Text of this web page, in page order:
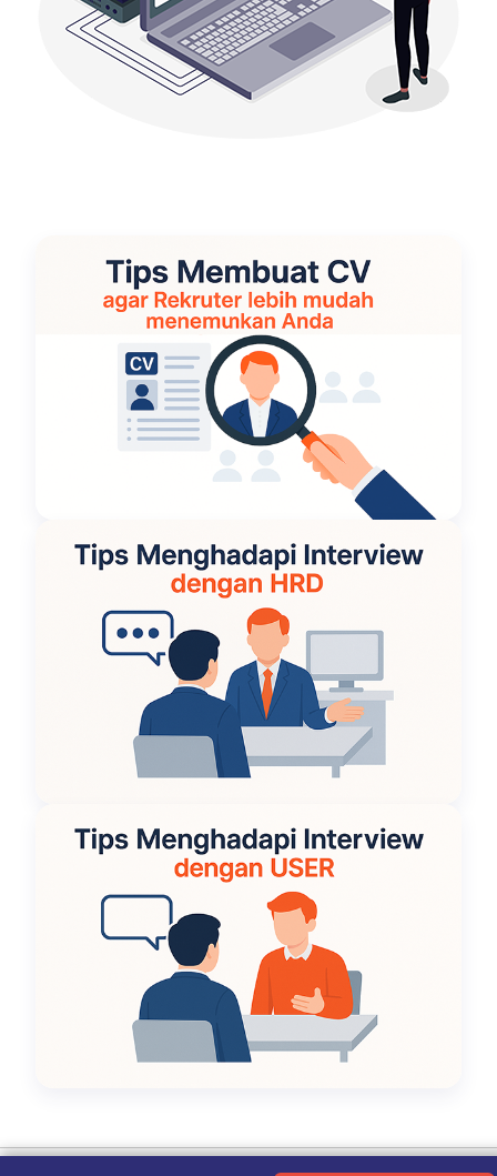
Kebijakan Privasi|Tentang Kami|